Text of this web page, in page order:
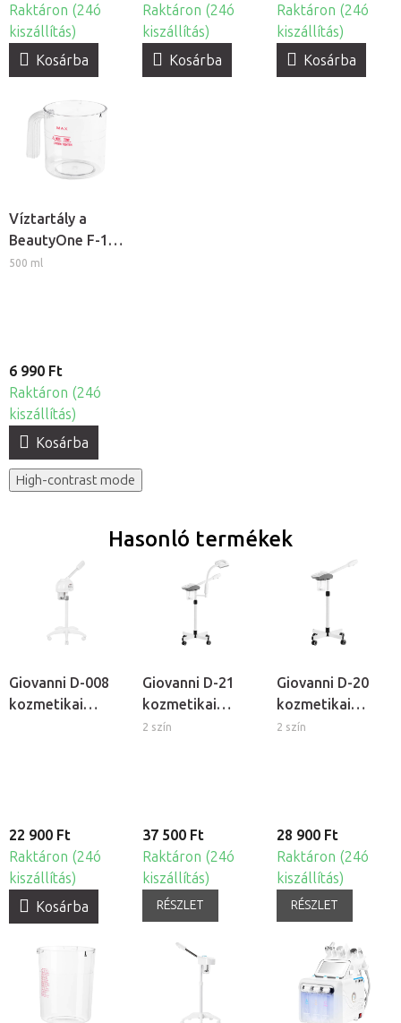
Raktáron (24ó
kiszállítás)
Kosárba
Raktáron (24ó
kiszállítás)
Kosárba
Raktáron (24ó
kiszállítás)
Kosárba
Víztartály a
BeautyOne F-17
kozmetikai
500 ml
6 990 Ft
Raktáron (24ó
kiszállítás)
Kosárba
High-contrast mode
Hasonló termékek
Giovanni D-008
kozmetikai
22 900 Ft
Raktáron (24ó
kiszállítás)
Kosárba
Giovanni D-21
kozmetikai
gőzölő lámpával
2 szín
37 500 Ft
Raktáron (24ó
kiszállítás)
RÉSZLET
Giovanni D-20
kozmetikai
gőzölő
2 szín
28 900 Ft
Raktáron (24ó
kiszállítás)
RÉSZLET